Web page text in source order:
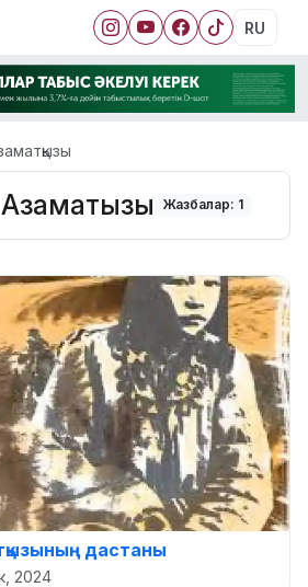
RU
Жазбалар: 1
дастаны
2024